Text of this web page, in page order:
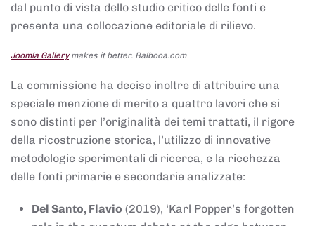
dal punto di vista dello studio critico delle fonti e
presenta una collocazione editoriale di rilievo.
Joomla Gallerymakes it better. Balbooa.com
La commissione ha deciso inoltre di attribuire una
speciale menzione di merito a quattro lavori che si
sono distinti per l’originalità dei temi trattati, il rigore
della ricostruzione storica, l’utilizzo di innovative
metodologie sperimentali di ricerca, e la ricchezza
delle fonti primarie e secondarie analizzate:
Del Santo, Flavio (2019), ‘Karl Popper’s forgotten